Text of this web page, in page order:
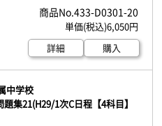
433-D0301-20
6,050円
詳細
購入
中学校
集21(H29/1次C日程【4科目】